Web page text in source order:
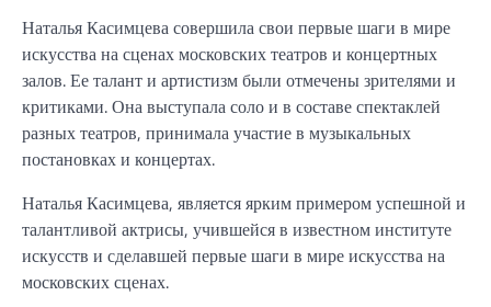
Наталья Касимцева совершила свои первые шаги в мире
искусства на сценах московских театров и концертных
залов. Ее талант и артистизм были отмечены зрителями и
критиками. Она выступала соло и в составе спектаклей
разных театров, принимала участие в музыкальных
постановках и концертах.
Наталья Касимцева, является ярким примером успешной и
талантливой актрисы, учившейся в известном институте
искусств и сделавшей первые шаги в мире искусства на
московских сценах.